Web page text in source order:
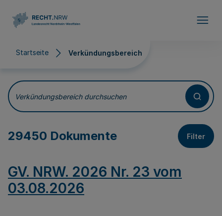
Startseite Verkündungsbereich
Verkündungsbereich
Verkündungsbereich durchsuchen
29450 Dokumente Filter
GV. NRW. 2026 Nr. 23 vom
03.08.2026